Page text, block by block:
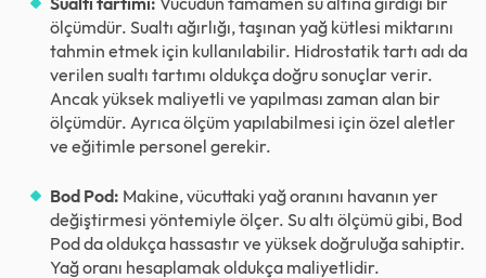
ölçümdür. Sualtı ağırlığı, taşınan yağ kütlesi miktarını
tahmin etmek için kullanılabilir. Hidrostatik tartı adı da
verilen sualtı tartımı oldukça doğru sonuçlar verir.
Ancak yüksek maliyetli ve yapılması zaman alan bir
ölçümdür. Ayrıca ölçüm yapılabilmesi için özel aletler
ve eğitimle personel gerekir.
Bod Pod: Makine, vücuttaki yağ oranını havanın yer
değiştirmesi yöntemiyle ölçer. Su altı ölçümü gibi, Bod
Pod da oldukça hassastır ve yüksek doğruluğa sahiptir.
Yağ oranı hesaplamak oldukça maliyetlidir.